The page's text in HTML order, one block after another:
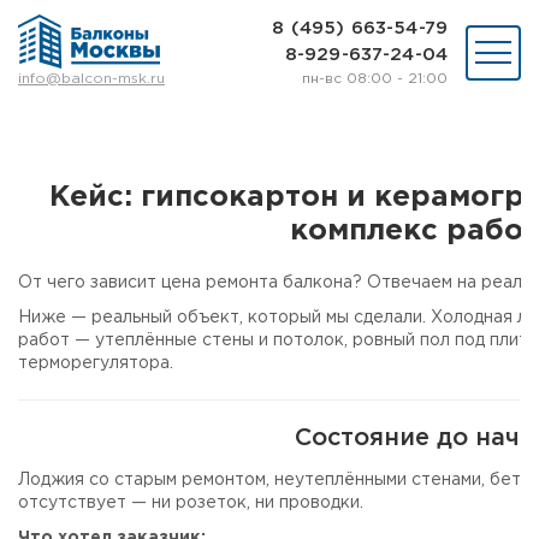
info@balcon-msk.ru
8 (495) 663-54-79
8-929-637-24-04
пн-вс 08:00 - 21:00
Отделка
Цены
Примеры работ
О нас
Статьи и байки
Кейс: гипсокартон и
комплекс
От чего зависит цена ремонта балкона? Отвечаем на
Ниже — реальный объект, который мы сделали. Холодная
работ — утеплённые стены и потолок, ровный пол под
терморегулятора.
Состояние до
Лоджия со старым ремонтом, неутеплёнными стенами,
отсутствует — ни розеток, ни проводки.